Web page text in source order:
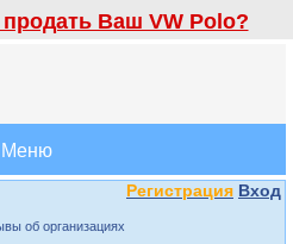
Ваш VW Polo?
Меню
Регистрация Вход
об организациях